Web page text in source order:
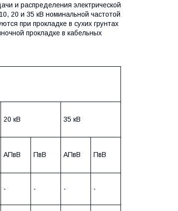
и распределения электрической
20 и 35 кВ номинальной частотой
при прокладке в сухих грунтах
прокладке в кабельных
20 кВ 35 кВ
АПвВ ПвВ АПвВ ПвВ
- - - -